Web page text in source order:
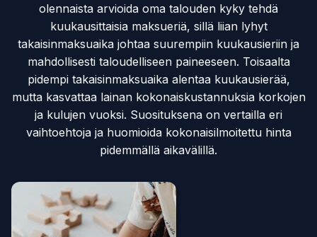
olennaista arvioida oma talouden kyky tehdä
kuukausittaisia maksueriä, sillä liian lyhyt
takaisinmaksuaika johtaa suurempiin kuukausieriin ja
mahdollisesti taloudelliseen paineeseen. Toisaalta
pidempi takaisinmaksuaika alentaa kuukausierää,
mutta kasvattaa lainan kokonaiskustannuksia korkojen
ja kulujen vuoksi. Suosituksena on vertailla eri
vaihtoehtoja ja huomioida kokonaisilmoitettu hinta
pidemmällä aikavälillä.